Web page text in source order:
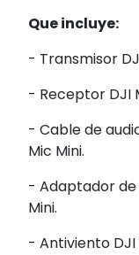
Que incluye:
- Transmisor
- Receptor DJI
- Cable de
Mic Mini.
- Adaptador
Mini.
- Antiviento